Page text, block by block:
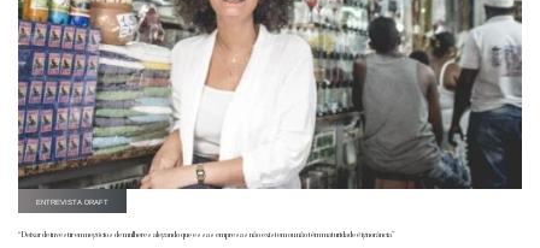
ENTREVISTA DRAFT
“Deixar de investir em negócios de mulheres alegando que essas empresas não existem ou não têm maturidade é ignorância”